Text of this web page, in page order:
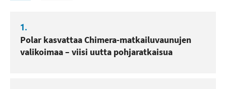
1.
Polar kasvattaa Chimera-matkailuvaunujen
valikoimaa – viisi uutta pohjaratkaisua